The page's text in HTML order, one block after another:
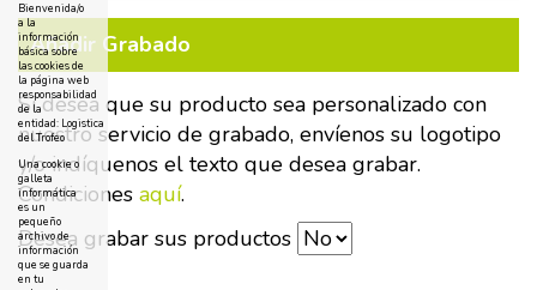
Añadir Grabado
Si desea que su producto sea personalizado con
nuestro servicio de grabado, envíenos su logotipo
y/o indíquenos el texto que desea grabar.
Condiciones aquí.
Desea grabar sus productos
Bienvenida/o
a la
información
básica sobre
las cookies de
la página web
responsabilidad
de la
entidad: Logistica
del Trofeo
Una cookie o
galleta
informática
es un
pequeño
archivo de
información
que se guarda
en tu